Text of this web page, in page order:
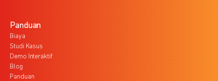
Panduan
Biaya
Studi Kasus
Demo Interaktif
Blog
Panduan